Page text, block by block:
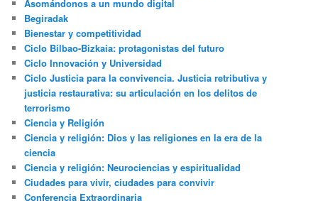
Asomándonos a un mundo digital
Begiradak
Bienestar y competitividad
Ciclo Bilbao-Bizkaia: protagonistas del futuro
Ciclo Innovación y Universidad
Ciclo Justicia para la convivencia. Justicia retributiva y
justicia restaurativa: su articulación en los delitos de
terrorismo
Ciencia y Religión
Ciencia y religión: Dios y las religiones en la era de la
ciencia
Ciencia y religión: Neurociencias y espiritualidad
Ciudades para vivir, ciudades para convivir
Conferencia Extraordinaria